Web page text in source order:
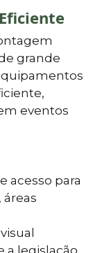
grande
eventos
acesso para
a legislação